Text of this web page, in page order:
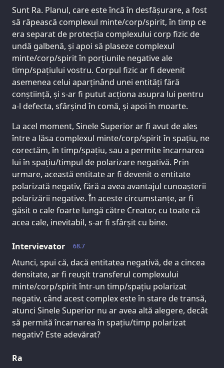
Sunt Ra. Planul, care este încă în desfășurare, a fost
să răpească complexul minte/corp/spirit, în timp ce
era separat de protecția complexului corp fizic de
undă galbenă, și apoi să plaseze complexul
minte/corp/spirit în porțiunile negative ale
timp/spațiului vostru. Corpul fizic ar fi devenit
asemenea celui aparținând unei entități fără
conștiință, și s-ar fi putut acționa asupra lui pentru
a-l defecta, sfârșind în comă, și apoi în moarte.
La acel moment, Sinele Superior ar fi avut de ales
între a lăsa complexul minte/corp/spirit în spațiu, ne
corectăm, în timp/spațiu, sau a permite încarnarea
lui în spațiu/timpul de polarizare negativă. Prin
urmare, această entitate ar fi devenit o entitate
polarizată negativ, fără a avea avantajul cunoașterii
polarizării negative. În aceste circumstanțe, ar fi
găsit o cale foarte lungă către Creator, cu toate că
acea cale, inevitabil, s-ar fi sfârșit cu bine.
68.7
Intervievator
Atunci, spui că, dacă entitatea negativă, de a cincea
densitate, ar fi reușit transferul complexului
minte/corp/spirit într-un timp/spațiu polarizat
negativ, când acest complex este în stare de transă,
atunci Sinele Superior nu ar avea altă alegere, decât
să permită încarnarea în spațiu/timp polarizat
negativ? Este adevărat?
Ra